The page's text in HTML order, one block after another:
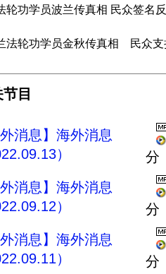
轮功学员波兰传真相 民众签名
法轮功学员金秋传真相 民众支
目
外消息】海外消息
）
分
外消息】海外消息
）
分
外消息】海外消息
）
分